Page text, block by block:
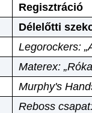
Regisztráció
Délelőtti
Legorockers:
Materex:
Murphy's
Reboss